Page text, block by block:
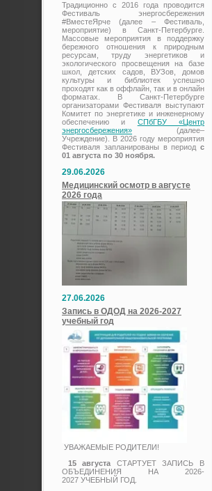
Традиционно с 2016 года проводится
Фестиваль энергосбережения
#ВместеЯрче (далее – Фестиваль,
мероприятие) в Санкт-Петербурге.
Массовые мероприятия в поддержку
бережного отношения к природным
ресурсам, труду энергетиков и
экологического просвещения на базе
школ, детских садов, ВУЗов, домов
культуры и библиотек успешно
проходят как в оффлайн, так и в онлайн
форматах. В Санкт-Петербурге
организаторами Фестиваля выступают
Комитет по энергетике и инженерному
обеспечению и СПбГБУ «Центр
энергосбережения» (далее–
Учреждение). В 2026 году мероприятия
Фестиваля запланированы в период с
01 августа по 30 ноября.
29.06.2026
Медицинский осмотр в августе
2026 года
27.06.2026
Запись в ОДОД на 2026-2027
учебный год
УВАЖАЕМЫЕ РОДИТЕЛИ!
15 августа СТАРТУЕТ ЗАПИСЬ В
ОБЪЕДИНЕНИЯ НА 2026-
2027 УЧЕБНЫЙ ГОД.